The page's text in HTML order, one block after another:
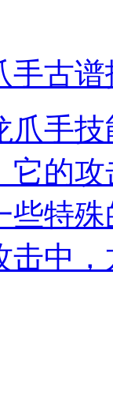
手古
爪手
它的
些特
击中